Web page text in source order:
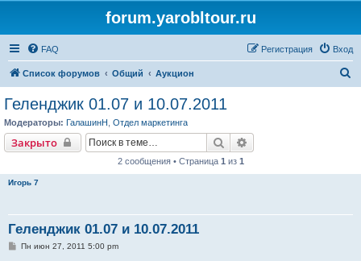
forum.yarobltour.ru
FAQ Вход
Регистрация
Список форумов Общий Аукцион
Геленджик 01.07 и 10.07.2011
Модераторы: ГалашинН Отдел маркетинга
Закрыто Поиск
2 сообщения • Страница 1 из 1
Игорь 7
Геленджик 01.07 и 10.07.2011
СПн июн 27, 2011 5:00 pm